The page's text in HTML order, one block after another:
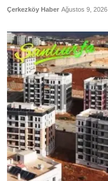
Çerkezköy Haber Ağustos 9, 2026